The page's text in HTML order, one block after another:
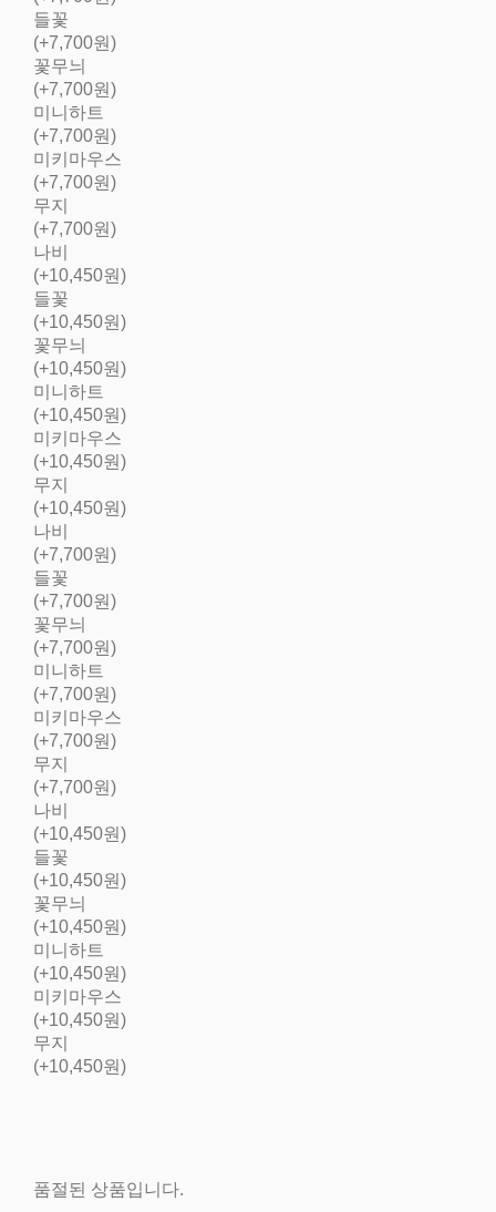
들꽃
(+7,700원)
꽃무늬
(+7,700원)
미니하트
(+7,700원)
미키마우스
(+7,700원)
무지
(+7,700원)
나비
(+10,450원)
들꽃
(+10,450원)
꽃무늬
(+10,450원)
미니하트
(+10,450원)
미키마우스
(+10,450원)
무지
(+10,450원)
나비
(+7,700원)
들꽃
(+7,700원)
꽃무늬
(+7,700원)
미니하트
(+7,700원)
미키마우스
(+7,700원)
무지
(+7,700원)
나비
(+10,450원)
들꽃
(+10,450원)
꽃무늬
(+10,450원)
미니하트
(+10,450원)
미키마우스
(+10,450원)
무지
(+10,450원)
품절된 상품입니다.